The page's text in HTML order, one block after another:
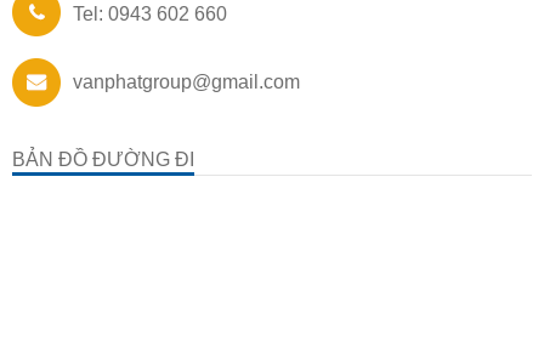
Tel: 0943 602 660
vanphatgroup@gmail.com
BẢN ĐỒ ĐƯỜNG ĐI